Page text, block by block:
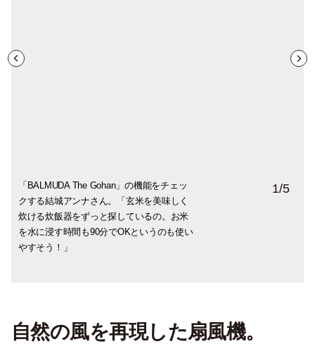
「BALMUDA The Gohan」の機能をチェッ
クする結城アンナさん。「玄米を美味しく
炊ける炊飯器をずっと探しているの。お米
を水に浸す時間も90分でOKというのも使い
やすそう！」
「お米が釜の中でまったく動かないまま蒸
気の力で炊き上げるので、お米が傷つかな
いんです。粘りが出すぎないので、ぐちゃ
ぐちゃになることなく香り立ちもよくなる
んですよ」と宮崎潤也さん。BALMUDA
「パッケージが可愛い！」と結城アンナさ
んが思わず手にしたのは、上野の老舗デリ
ーとコラボしたオリジナルのカレーソー
ス。じゃがいもや鶏肉を入れて煮込めばス
パイシーな絶品カレーが楽しめる。
ダイヤル操作だけで簡単に調理できるシン
プルさを重視したオーブンレンジ。「機能
がありすぎても結局使わないからシンプル
が一番」と結城アンナさん。
操作音が楽器の音になっているのも特徴。
「しゃべる家電は怖いけど（笑）、楽しい
音で慌ただしさもなくていいですね」照明
付きでレストランのような雰囲気も演出。
BALMUDA The Range 5万2,800円〜 （税込
1/5
自然の風を再現した扇風機。